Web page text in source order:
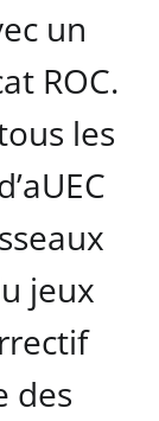
un
ROC.
les
jeux
des